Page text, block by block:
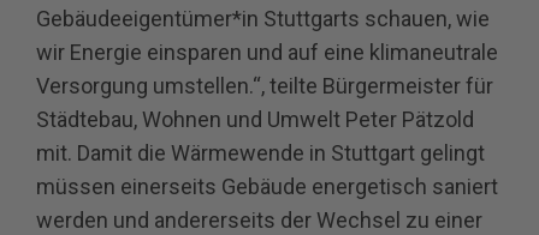
Gebäudeeigentümer*in Stuttgarts schauen, wie
wir Energie einsparen und auf eine klimaneutrale
Versorgung umstellen.“, teilte Bürgermeister für
Städtebau, Wohnen und Umwelt Peter Pätzold
mit. Damit die Wärmewende in Stuttgart gelingt
müssen einerseits Gebäude energetisch saniert
werden und andererseits der Wechsel zu einer